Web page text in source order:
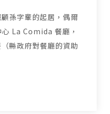
孫字輩的起居，偶爾
La Comida 餐廳，
縣政府對餐廳的資助